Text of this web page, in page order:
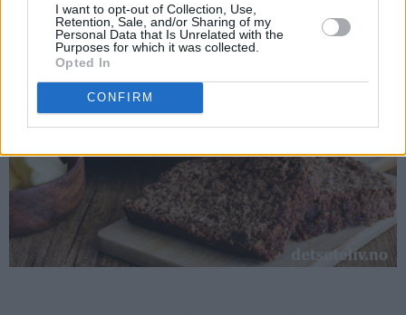
I want to opt-out of Collection, Use,
Retention, Sale, and/or Sharing of my
Personal Data that Is Unrelated with the
Purposes for which it was collected.
Opted In
CONFIRM